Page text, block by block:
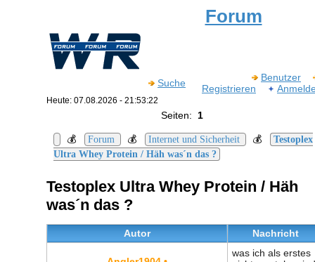
Forum
Suche
Benutzer
Registrieren
Heute: 07.08.2026 - 21:53:22
Seiten: 1
💰 Forum 💰 Internet und Sicherheit 💰
Testoplex
Ultra Whey Protein / Häh was´n das ?
Testoplex Ultra Whey Protein / Häh
was´n das ?
Autor Nachricht
was ich als erstes